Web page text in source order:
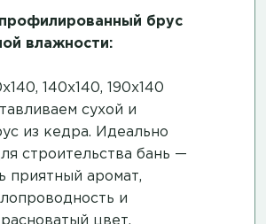
брус
влажности:
140х140, 190х140
сухой и
из кедра. Идеально
строительства бань —
приятный аромат,
и
цвет.